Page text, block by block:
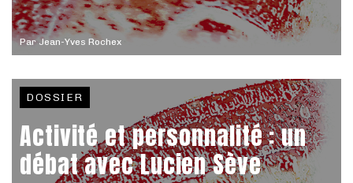
Par Jean-Yves Rochex
DOSSIER
Activité et personnalité : un
débat avec Lucien Sève